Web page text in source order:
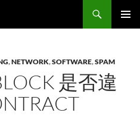
,NETWORK,SOFTWARE,SPAM
是否違